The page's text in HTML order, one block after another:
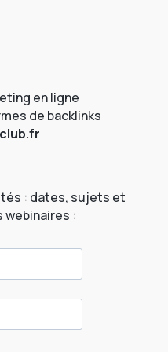
en ligne
de backlinks
: dates, sujets et
webinaires :